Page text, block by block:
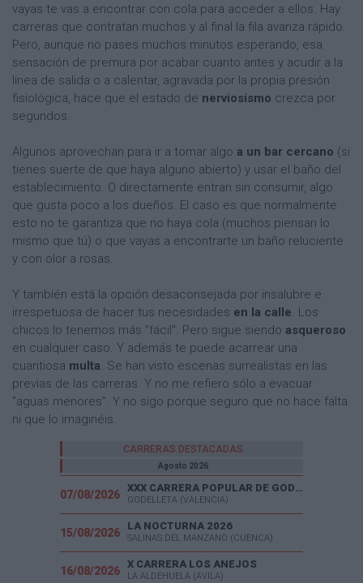
vayas te vas a encontrar con cola para acceder a ellos. Hay
carreras que contratan muchos y al final la fila avanza rápido.
Pero, aunque no pases muchos minutos esperando, esa
sensación de premura por acabar cuanto antes y acudir a la
linea de salida o a calentar, agravada por la propia presión
fisiológica, hace que el estado de nerviosismo crezca por
segundos.
Algunos aprovechan para ir a tomar algo a un bar cercano (si
tienes suerte de que haya alguno abierto) y usar el baño del
establecimiento. O directamente entran sin consumir, algo
que gusta poco a los dueños. El caso es que normalmente
esto no te garantiza que no haya cola (muchos piensan lo
mismo que tú) o que vayas a encontrarte un baño reluciente
y con olor a rosas.
Y también está la opción desaconsejada por insalubre e
irrespetuosa de hacer tus necesidades en la calle. Los
chicos lo tenemos más "fácil". Pero sigue siendo asqueroso
en cualquier caso. Y además te puede acarrear una
cuantiosa multa. Se han visto escenas surrealistas en las
previas de las carreras. Y no me refiero sólo a evacuar
"aguas menores". Y no sigo porque seguro que no hace falta
ni que lo imaginéis.
CARRERAS DESTACADAS
Agosto 2026
07/08/2026
XXX CARRERA POPULAR DE GODELLETA
GODELLETA (VALENCIA)
15/08/2026
LA NOCTURNA 2026
SALINAS DEL MANZANO (CUENCA)
16/08/2026
X CARRERA LOS ANEJOS
LA ALDEHUELA (AVILA)